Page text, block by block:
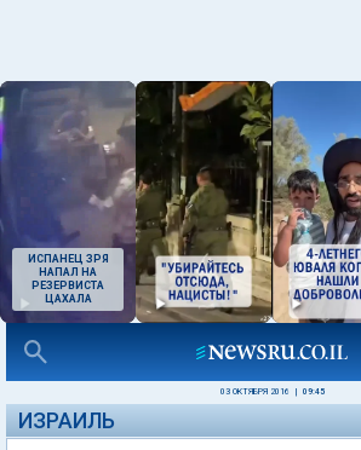
ИСПАНЕЦ ЗРЯ
НАПАЛ НА
РЕЗЕРВИСТА
ЦАХАЛА
03 ОКТЯБРЯ 2016 09:45
ИЗРАИЛЬ